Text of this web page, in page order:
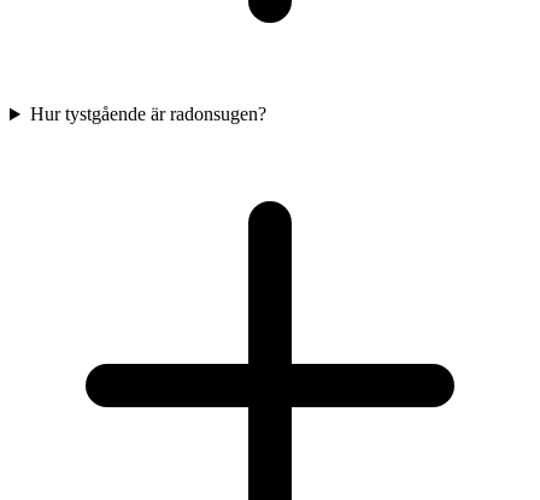
Hur tystgående är radonsugen?